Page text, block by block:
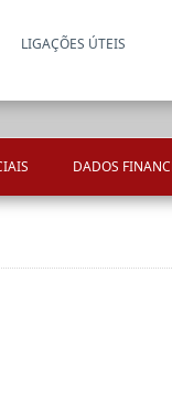
LIGAÇÕES ÚTEIS
DADOS